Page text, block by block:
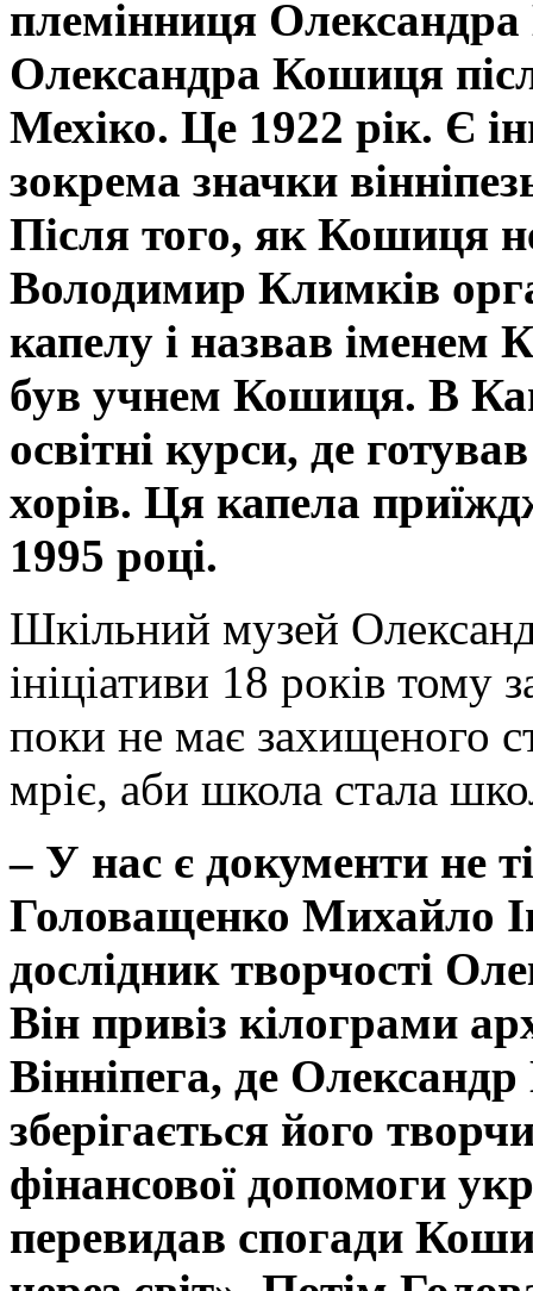
племінниця
Олександра Кошиця
Мехіко. Це 1922 рік. Є
зокрема значки
Після того, як Кошиця
Володимир Климків
капелу і назвав
був учнем Кошиця. В
освітні курси, де
хорів. Ця капела
1995 році.
Шкільний музей
ініціативи 18 років тому
поки не має захищеного
мріє, аби школа стала
– У нас є документи не
Головащенко Михайло
дослідник творчості
Він привіз кілограми
Вінніпега, де
зберігається його
фінансової допомоги
перевидав спогади